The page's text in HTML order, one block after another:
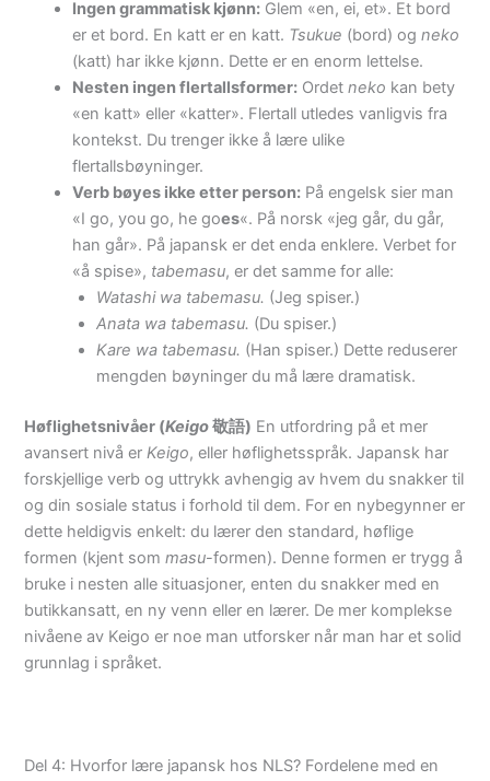
Ingen grammatisk kjønn: Glem «en, ei, et». Et bord
er et bord. En katt er en katt. Tsukue (bord) ogneko
(katt) har ikke kjønn. Dette er en enorm lettelse.
Nesten ingen flertallsformer: Ordetneko kan bety
«en katt» eller «katter». Flertall utledes vanligvis fra
kontekst. Du trenger ikke å lære ulike
flertallsbøyninger.
Verb bøyes ikke etter person: På engelsk sier man
«I go, you go, he goes«. På norsk «jeg går, du går,
han går». På japansk er det enda enklere. Verbet for
«å spise», tabemasu, er det samme for alle:
Watashi wa tabemasu. (Jeg spiser.)
Anata wa tabemasu. (Du spiser.)
Kare wa tabemasu. (Han spiser.) Dette reduserer
mengden bøyninger du må lære dramatisk.
Høflighetsnivåer (Keigo敬語) En utfordring på et mer
avansert nivå erKeigo, eller høflighetsspråk. Japansk har
forskjellige verb og uttrykk avhengig av hvem du snakker til
og din sosiale status i forhold til dem. For en nybegynner er
dette heldigvis enkelt: du lærer den standard, høflige
formen (kjent sommasu-formen). Denne formen er trygg å
bruke i nesten alle situasjoner, enten du snakker med en
butikkansatt, en ny venn eller en lærer. De mer komplekse
nivåene av Keigo er noe man utforsker når man har et solid
grunnlag i språket.
Del 4: Hvorfor lære japansk hos NLS? Fordelene med en